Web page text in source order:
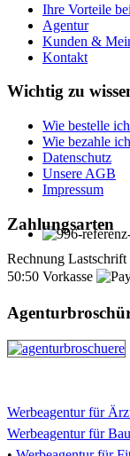
Ihre Vorteile
Agentur
Kunden &
Kontakt
Wichtig zu
Wie bestelle
Wie bezahle
Datenschutz
Unsere AGB
Impressum
Zahlungsarten
Rechnung Lastschrift
50:50 Vorkasse
Werbeagentur für
Werbeagentur für